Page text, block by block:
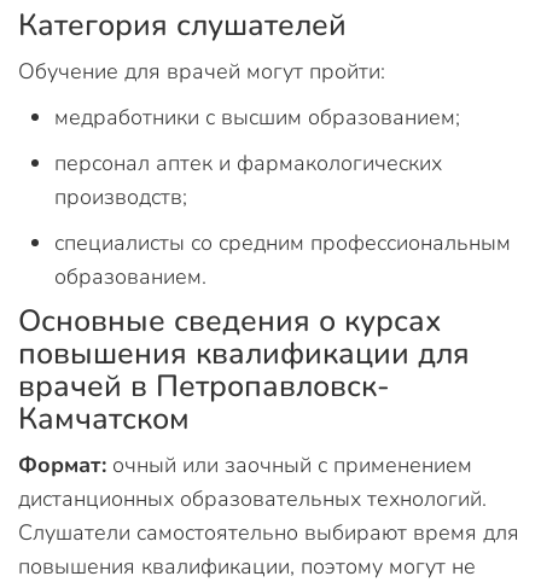
Категория слушателей
Обучение для врачей могут пройти:
медработники с высшим образованием;
персонал аптек и фармакологических
производств;
специалисты со средним профессиональным
образованием.
Основные сведения о курсах
повышения квалификации для
врачей в Петропавловск-
Камчатском
Формат: очный или заочный с применением
дистанционных образовательных технологий.
Слушатели самостоятельно выбирают время для
повышения квалификации, поэтому могут не